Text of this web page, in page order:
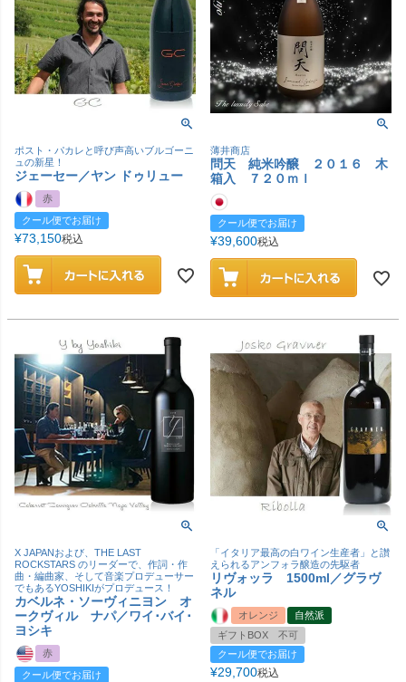
ポスト・パカレと呼び声高いブルゴーニ
ュの新星！
ジェーセー／ヤン ドゥリュー
赤
クール便でお届け
¥73,150税込
薄井商店
問天 純米吟醸 ２０１６ 木
箱入 ７２０ｍｌ
クール便でお届け
¥39,600税込
X JAPANおよび、THE LAST
ROCKSTARS のリーダーで、作詞・作
曲・編曲家、そして音楽プロデューサー
でもあるYOSHIKIがプロデュース！
カベルネ・ソーヴィニヨン オ
ークヴィル ナパ／ワイ･バイ･
ヨシキ
赤
クール便でお届け
「イタリア最高の白ワイン生産者」と讃
えられるアンフォラ醸造の先駆者
リヴォッラ 1500ml／グラヴ
ネル
オレンジ
自然派
ギフトBOX 不可
クール便でお届け
¥29,700税込